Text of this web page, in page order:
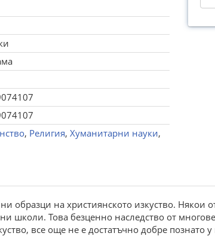
, Религия, Хуманитарни науки,
образци на християнското изкуство. Някои
школи. Това безценно наследство от
все още не е достатъчно добре познато у